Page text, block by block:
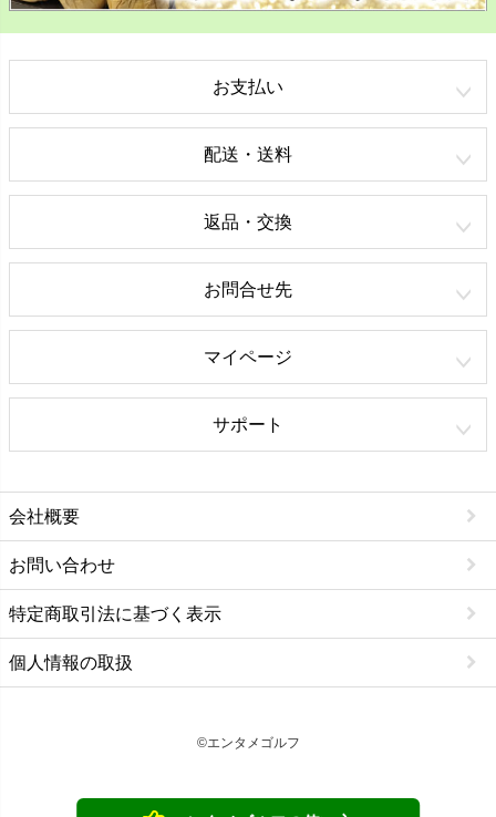
お支払い
配送・送料
返品・交換
お問合せ先
マイページ
サポート
会社概要
お問い合わせ
特定商取引法に基づく表示
個人情報の取扱
©エンタメゴルフ